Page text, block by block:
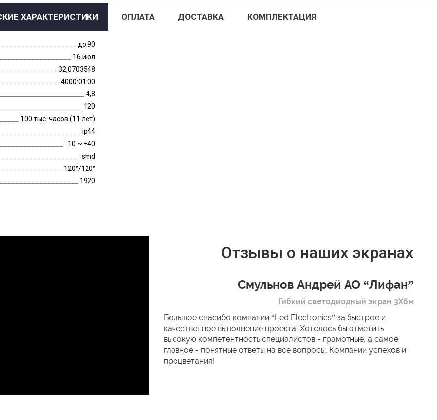
ХАРАКТЕРИСТИКИ ОПЛАТА ДОСТАВКА КОМПЛЕКТАЦИЯ
до 90
16.июл
32,0703548
4000:01:00
4,8
120
100 тыс. часов (11 лет)
ip44
-10 ~ +40
smd
120°/120°
1920
Отзывы о наших экранах
Смульнов Андрей АО “Лифан”
Гибкий светодиодный экран 3Х6м
Большое спасибо компании “Led Electronics” за быстрое и
качественное выполнение проекта. Хотелось бы отметить
высокую компетентность специалистов - грамотные, а самое
главное - понятные ответы на все вопросы. Компании успехов и
процветания!